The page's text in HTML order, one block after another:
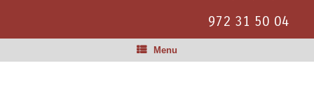
972 31 50 04
Menu